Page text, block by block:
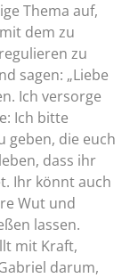
Thema auf,
dem zu
zu
sagen: „Liebe
Ich versorge
Ich bitte
geben, die euch
dass ihr
Ihr könnt auch
Wut und
lassen.
mit Kraft,
darum,